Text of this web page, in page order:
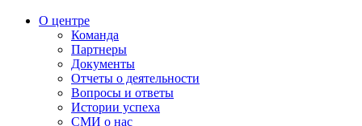
О центре
Команда
Партнеры
Документы
Отчеты о деятельности
Вопросы и ответы
Истории успеха
СМИ о нас